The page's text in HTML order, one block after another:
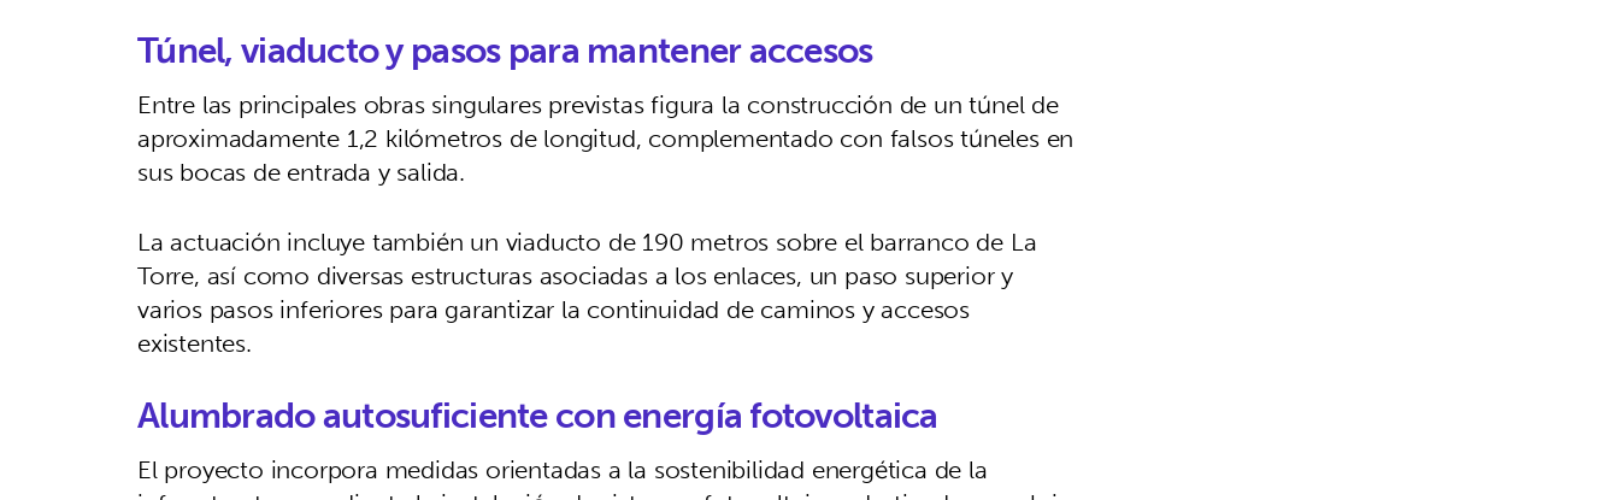
Túnel, viaducto y pasos para mantener accesos
Entre las principales obras singulares previstas figura la construcción de un túnel de
aproximadamente 1,2 kilómetros de longitud, complementado con falsos túneles en
sus bocas de entrada y salida.
La actuación incluye también un viaducto de 190 metros sobre el barranco de La
Torre, así como diversas estructuras asociadas a los enlaces, un paso superior y
varios pasos inferiores para garantizar la continuidad de caminos y accesos
existentes.
Alumbrado autosuficiente con energía fotovoltaica
El proyecto incorpora medidas orientadas a la sostenibilidad energética de la